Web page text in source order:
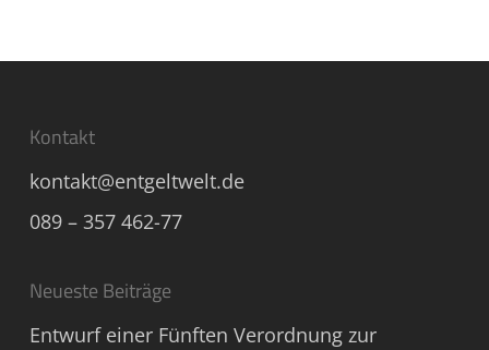
Kontakt
kontakt@entgeltwelt.de
089 – 357 462-77
Neueste Beiträge
Entwurf einer Fünften Verordnung zur